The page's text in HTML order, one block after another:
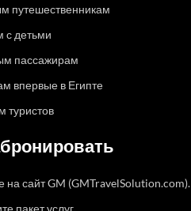
путешественникам
с детьми
пассажирам
впервые в Египте
туристов
на сайт GM (GMTravelSolution.com).
пакет услуг.